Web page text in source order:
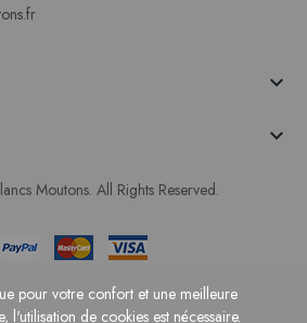


Moutons. All Rights Reserved.
pour votre confort et une meilleure
l'utilisation de cookies est nécessaire.